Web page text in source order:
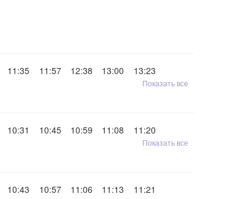
11:35 11:57 12:38 13:00
13:23
Показать все
10:31 10:45 10:59 11:08
11:20
Показать все
10:43 10:57 11:06 11:13
11:21